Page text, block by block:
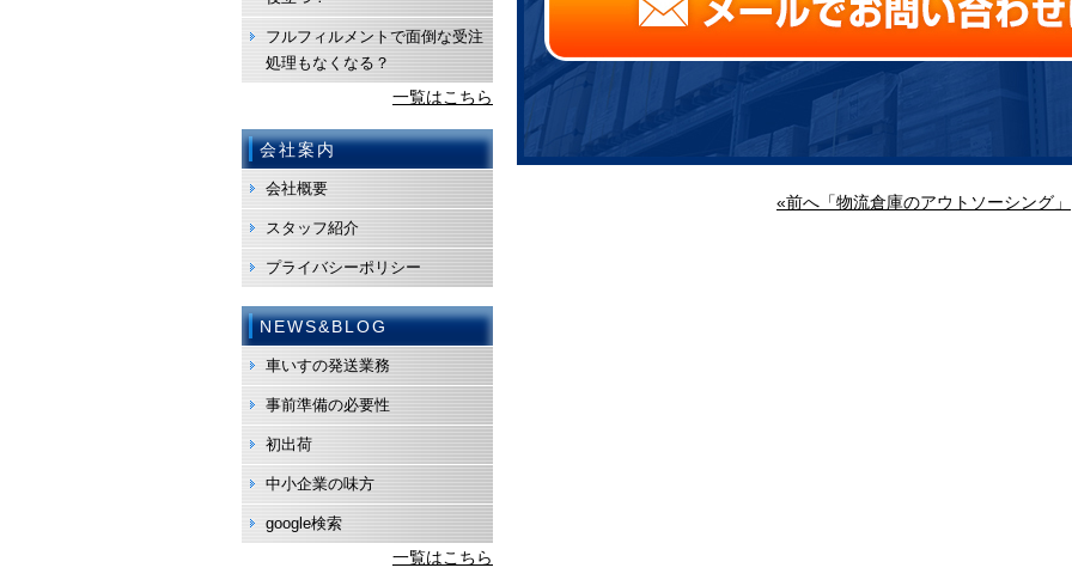
«前へ「物流倉庫のアウトソーシング」
フルフィルメントで面倒な受注
処理もなくなる？
一覧はこちら
会社案内
会社概要
スタッフ紹介
プライバシーポリシー
NEWS&BLOG
車いすの発送業務
事前準備の必要性
初出荷
中小企業の味方
google検索
一覧はこちら